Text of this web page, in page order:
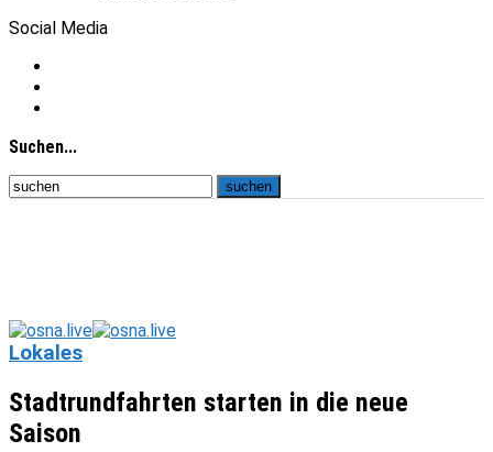
Social Media
Suchen...
Lokales
Stadtrundfahrten starten in die neue
Saison